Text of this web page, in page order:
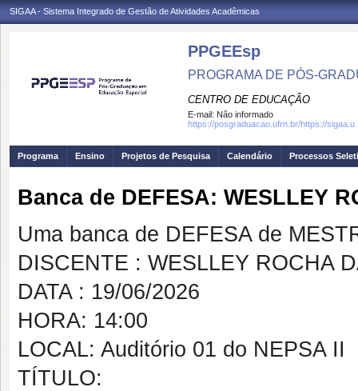
SIGAA - Sistema Integrado de Gestão de Atividades Acadêmicas
PPGEEsp
PROGRAMA DE PÓS-
CENTRO DE EDUCAÇÃO
E-mail: Não informado
https://posgraduacao.ufrn.br/https://sigaa.u
Programa Ensino Projetos de Pesquisa Calendário Processos
Banca de DEFESA: WESLLEY
Uma banca de DEFESA de
DISCENTE : WESLLEY ROCHA
DATA : 19/06/2026
HORA: 14:00
LOCAL: Auditório 01 do NEPSA II
TÍTULO: